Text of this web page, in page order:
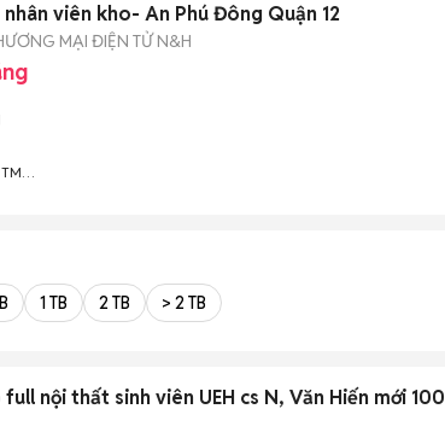
nhân viên kho- An Phú Đông Quận 12
MẠI ĐIỆN TỬ N&H
1 TB 2 TB > 2 TB
nội thất sinh viên UEH cs N, Văn Hiến mới 100